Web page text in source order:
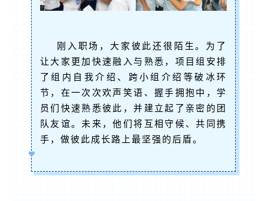
刚入职场，大家彼此还很陌生。为了
让大家更加快速融入与熟悉，项目组安排
了组内自我介绍、跨小组介绍等破冰环
节，在一次次欢声笑语、握手拥抱中，学
员们快速熟悉彼此，并建立起了亲密的团
队友谊。未来，他们将互相守候、共同携
手，做彼此成长路上最坚强的后盾。